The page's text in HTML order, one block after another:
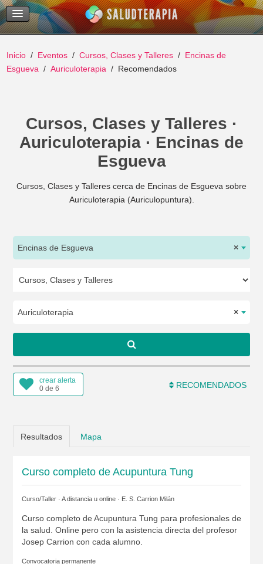
Temas Recientes
Buscar
Inicio Eventos Cursos, Clases y Talleres
Encinas de
Esgueva
Auriculoterapia Recomendados
Cursos, Clases y Talleres ·
Auriculoterapia · Encinas de
Esgueva
Cursos, Clases y Talleres cerca de Encinas de Esgueva sobre
Auriculoterapia (Auriculopuntura).
×
Encinas de Esgueva
×
Auriculoterapia
crear alerta
0 de 6
RECOMENDADOS
Resultados Mapa
Curso completo de Acupuntura Tung
Curso/Taller · A distancia u online · E. S. Carrion Milán
Curso completo de Acupuntura Tung para profesionales de
la salud. Online pero con la asistencia directa del profesor
Josep Carrion con cada alumno.
Convocatoria permanente